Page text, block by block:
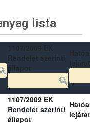
lista
1107/2009 EK
Rendelet szerinti
állapot